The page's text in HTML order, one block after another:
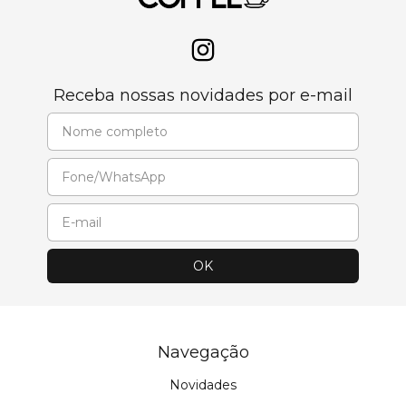
Receba nossas novidades por e-mail
Navegação
Novidades